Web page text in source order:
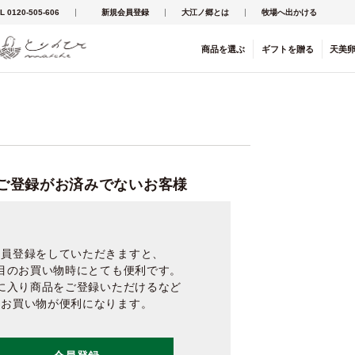
0120-505-606 新規会員登録 大江ノ郷とは 牧場へ出かける
商品を選ぶ ギフト を贈る 天美
登録がお済みでないお客様
登録をしていただきますと、
のお買い物時にとても便利です。
入り商品をご登録いただけるなど
お買い物が便利になります。